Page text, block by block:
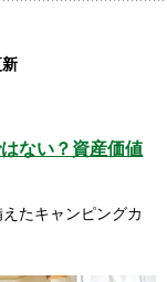
ない？資産価値
たキャンピングカ